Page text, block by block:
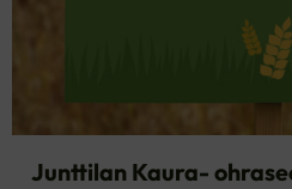
Junttilan Kaura-